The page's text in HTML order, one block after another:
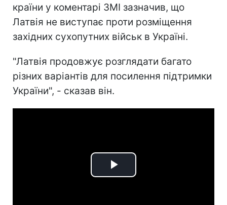
країни у коментарі ЗМІ зазначив, що
Латвія не виступає проти розміщення
західних сухопутних військ в Україні.
"Латвія продовжує розглядати багато
різних варіантів для посилення підтримки
України", - сказав він.
Play